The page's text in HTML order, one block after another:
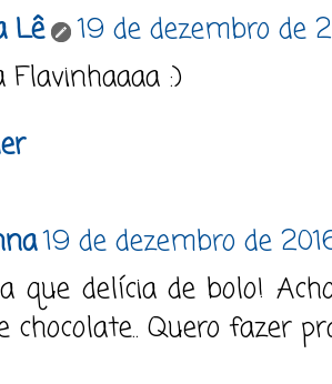
Lê
19 de dezembro de
Flavinhaaaa :)
19 de dezembro de
que delícia de bolo!
chocolate.. Quero fazer